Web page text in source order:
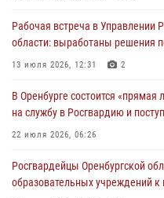
Росгвардейцы предотвратили
жизненной ситуации (ВИДЕО)
26 июля 2026, 14:45 1
Росгвардейцы Оренбургской
образовательных учреждений к
24 июля 2026, 12:25
При силовой поддержке ОМОН
проведён рейд по
Рабочая встреча в Управлении
области: выработаны решения
13 июля 2026, 12:31 2
В Оренбурге состоится «прямая
на службу в Росгвардию и
22 июля 2026, 06:26
Росгвардейцы Оренбургской
образовательных учреждений к